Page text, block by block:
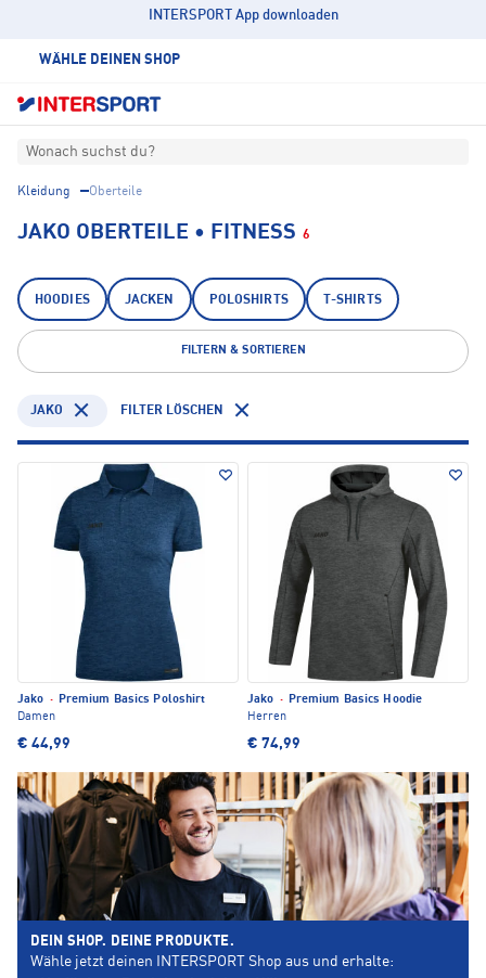
INTERSPORT App downloaden
WÄHLE DEINEN SHOP
Wonach suchst du?
Kleidung Oberteile
JAKO OBERTEILE • FITNESS 6
HOODIES JACKEN POLOSHIRTS T-SHIRTS
FILTERN & SORTIEREN
JAKO FILTER LÖSCHEN
Jako ·
Premium Basics Poloshirt
Damen
€ 44,99
Jako ·
Premium Basics Hoodie
Herren
€ 74,99
DEIN SHOP. DEINE PRODUKTE.
Wähle jetzt deinen INTERSPORT Shop aus und erhalte: